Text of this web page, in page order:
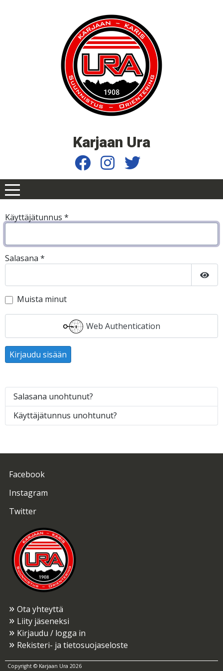
Karjaan Ura
Käyttäjätunnus *
Salasana *
Muista minut
Web Authentication
Kirjaudu sisään
Salasana unohtunut?
Käyttäjätunnus unohtunut?
Facebook
Instagram
Twitter
Ota yhteyttä
Liity jäseneksi
Kirjaudu / logga in
Rekisteri- ja tietosuojaseloste
Copyright © Karjaan Ura 2026